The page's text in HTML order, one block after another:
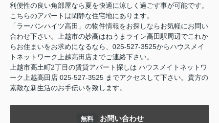
利便性の良い角部屋なら夏を快適に涼しく過ごす事が可能です。
こちらのアパートは閑静な住宅地にあります。
「ラーバンハイツ高田」の物件情報をお探しならお気軽にお問い
合わせ下さい。上越市の妙高はねうまライン高田駅周辺でこれか
らお住まいをお求めになるなら、025-527-3525からハウスメイ
トネットワーク上越高田店までご連絡下さい。
上越市高土町2丁目の賃貸アパート探しは ハウスメイトネットワ
ーク上越高田店 025-527-3525 までアクセスして下さい。貴方の
素敵な新生活のお手伝いを致します。
無料 お問い合わせ